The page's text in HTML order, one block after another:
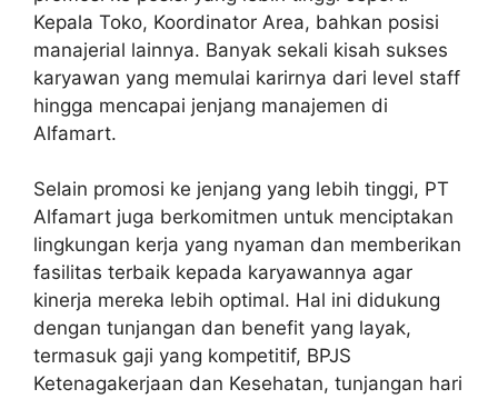
Kepala Toko, Koordinator Area, bahkan posisi
manajerial lainnya. Banyak sekali kisah sukses
karyawan yang memulai karirnya dari level staff
hingga mencapai jenjang manajemen di
Alfamart.
Selain promosi ke jenjang yang lebih tinggi, PT
Alfamart juga berkomitmen untuk menciptakan
lingkungan kerja yang nyaman dan memberikan
fasilitas terbaik kepada karyawannya agar
kinerja mereka lebih optimal. Hal ini didukung
dengan tunjangan dan benefit yang layak,
termasuk gaji yang kompetitif, BPJS
Ketenagakerjaan dan Kesehatan, tunjangan hari